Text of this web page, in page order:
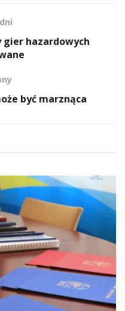
gier hazardowych
być marznąca